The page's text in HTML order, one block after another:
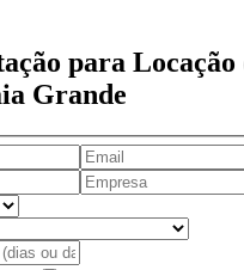
para
Grande